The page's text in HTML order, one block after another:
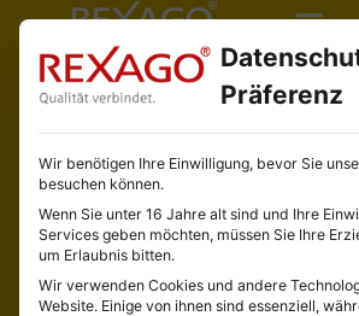
Präferenz
Wir benötigen Ihre Einwilligung, bevor Sie
besuchen können.
Wenn Sie unter 16 Jahre alt sind und Ihre
Services geben möchten, müssen Sie Ihre
um Erlaubnis bitten.
Wir verwenden Cookies und andere
Website. Einige von ihnen sind essenziell,